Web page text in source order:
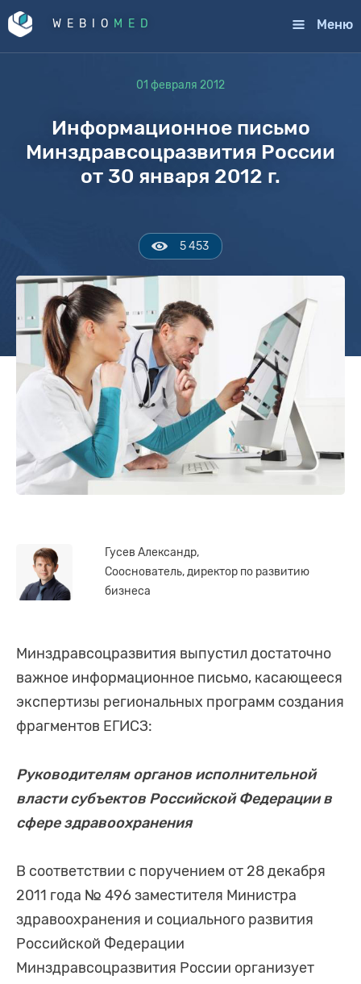
WEBIO MED Меню
01 февраля 2012
Информационное письмо
Минздравсоцразвития России
от 30 января 2012 г.
5 453
Гусев Александр,
Сооснователь, директор по развитию
бизнеса
Минздравсоцразвития выпустил достаточно
важное информационное письмо, касающееся
экспертизы региональных программ создания
фрагментов ЕГИСЗ:
Руководителям органов исполнительной
власти субъектов Российской Федерации в
сфере здравоохранения
В соответствии с поручением от 28 декабря
2011 года № 496 заместителя Министра
здравоохранения и социального развития
Российской Федерации
Минздравсоцразвития России организует